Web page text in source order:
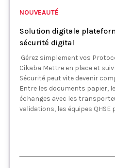
NOUVEAUTÉ
Solution digitale
sécurité digital
Gérez simplement vos
Cikaba Mettre en place et
Sécurité peut vite devenir
Entre les documents papier,
échanges avec les
validations, les équipes QHSE